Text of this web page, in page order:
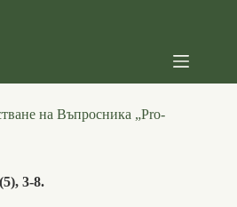
на Въпросника „Pro-
3-8.